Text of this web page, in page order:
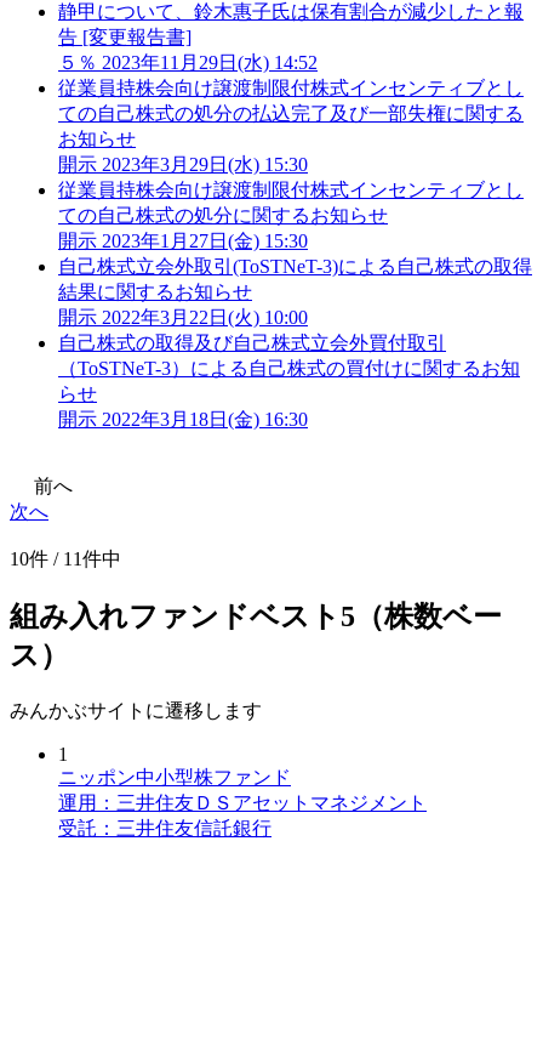
静甲について、鈴木惠子氏は保有割合が減少したと報
告 [変更報告書]
５％ 2023年11月29日(水) 14:52
従業員持株会向け譲渡制限付株式インセンティブとし
ての自己株式の処分の払込完了及び一部失権に関する
お知らせ
開示 2023年3月29日(水) 15:30
従業員持株会向け譲渡制限付株式インセンティブとし
ての自己株式の処分に関するお知らせ
開示 2023年1月27日(金) 15:30
自己株式立会外取引(ToSTNeT-3)による自己株式の取得
結果に関するお知らせ
開示 2022年3月22日(火) 10:00
自己株式の取得及び自己株式立会外買付取引
（ToSTNeT-3）による自己株式の買付けに関するお知
らせ
開示 2022年3月18日(金) 16:30
前へ
次へ
10件 / 11件中
組み入れファンドベスト5（株数ベー
ス）
みんかぶサイトに遷移します
1
ニッポン中小型株ファンド
運用：三井住友ＤＳアセットマネジメント
受託：三井住友信託銀行